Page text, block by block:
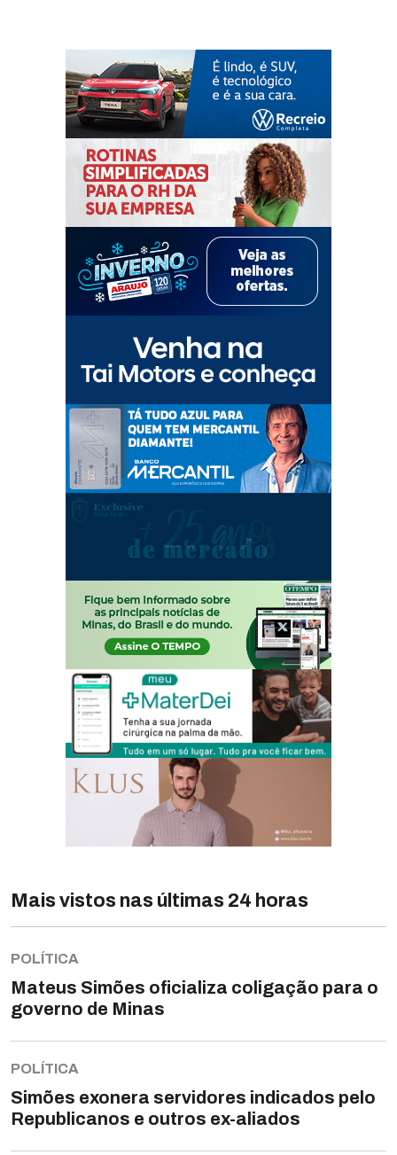
Mais vistos nas últimas 24 horas
POLÍTICA
Mateus Simões oficializa coligação para o
governo de Minas
POLÍTICA
Simões exonera servidores indicados pelo
Republicanos e outros ex-aliados